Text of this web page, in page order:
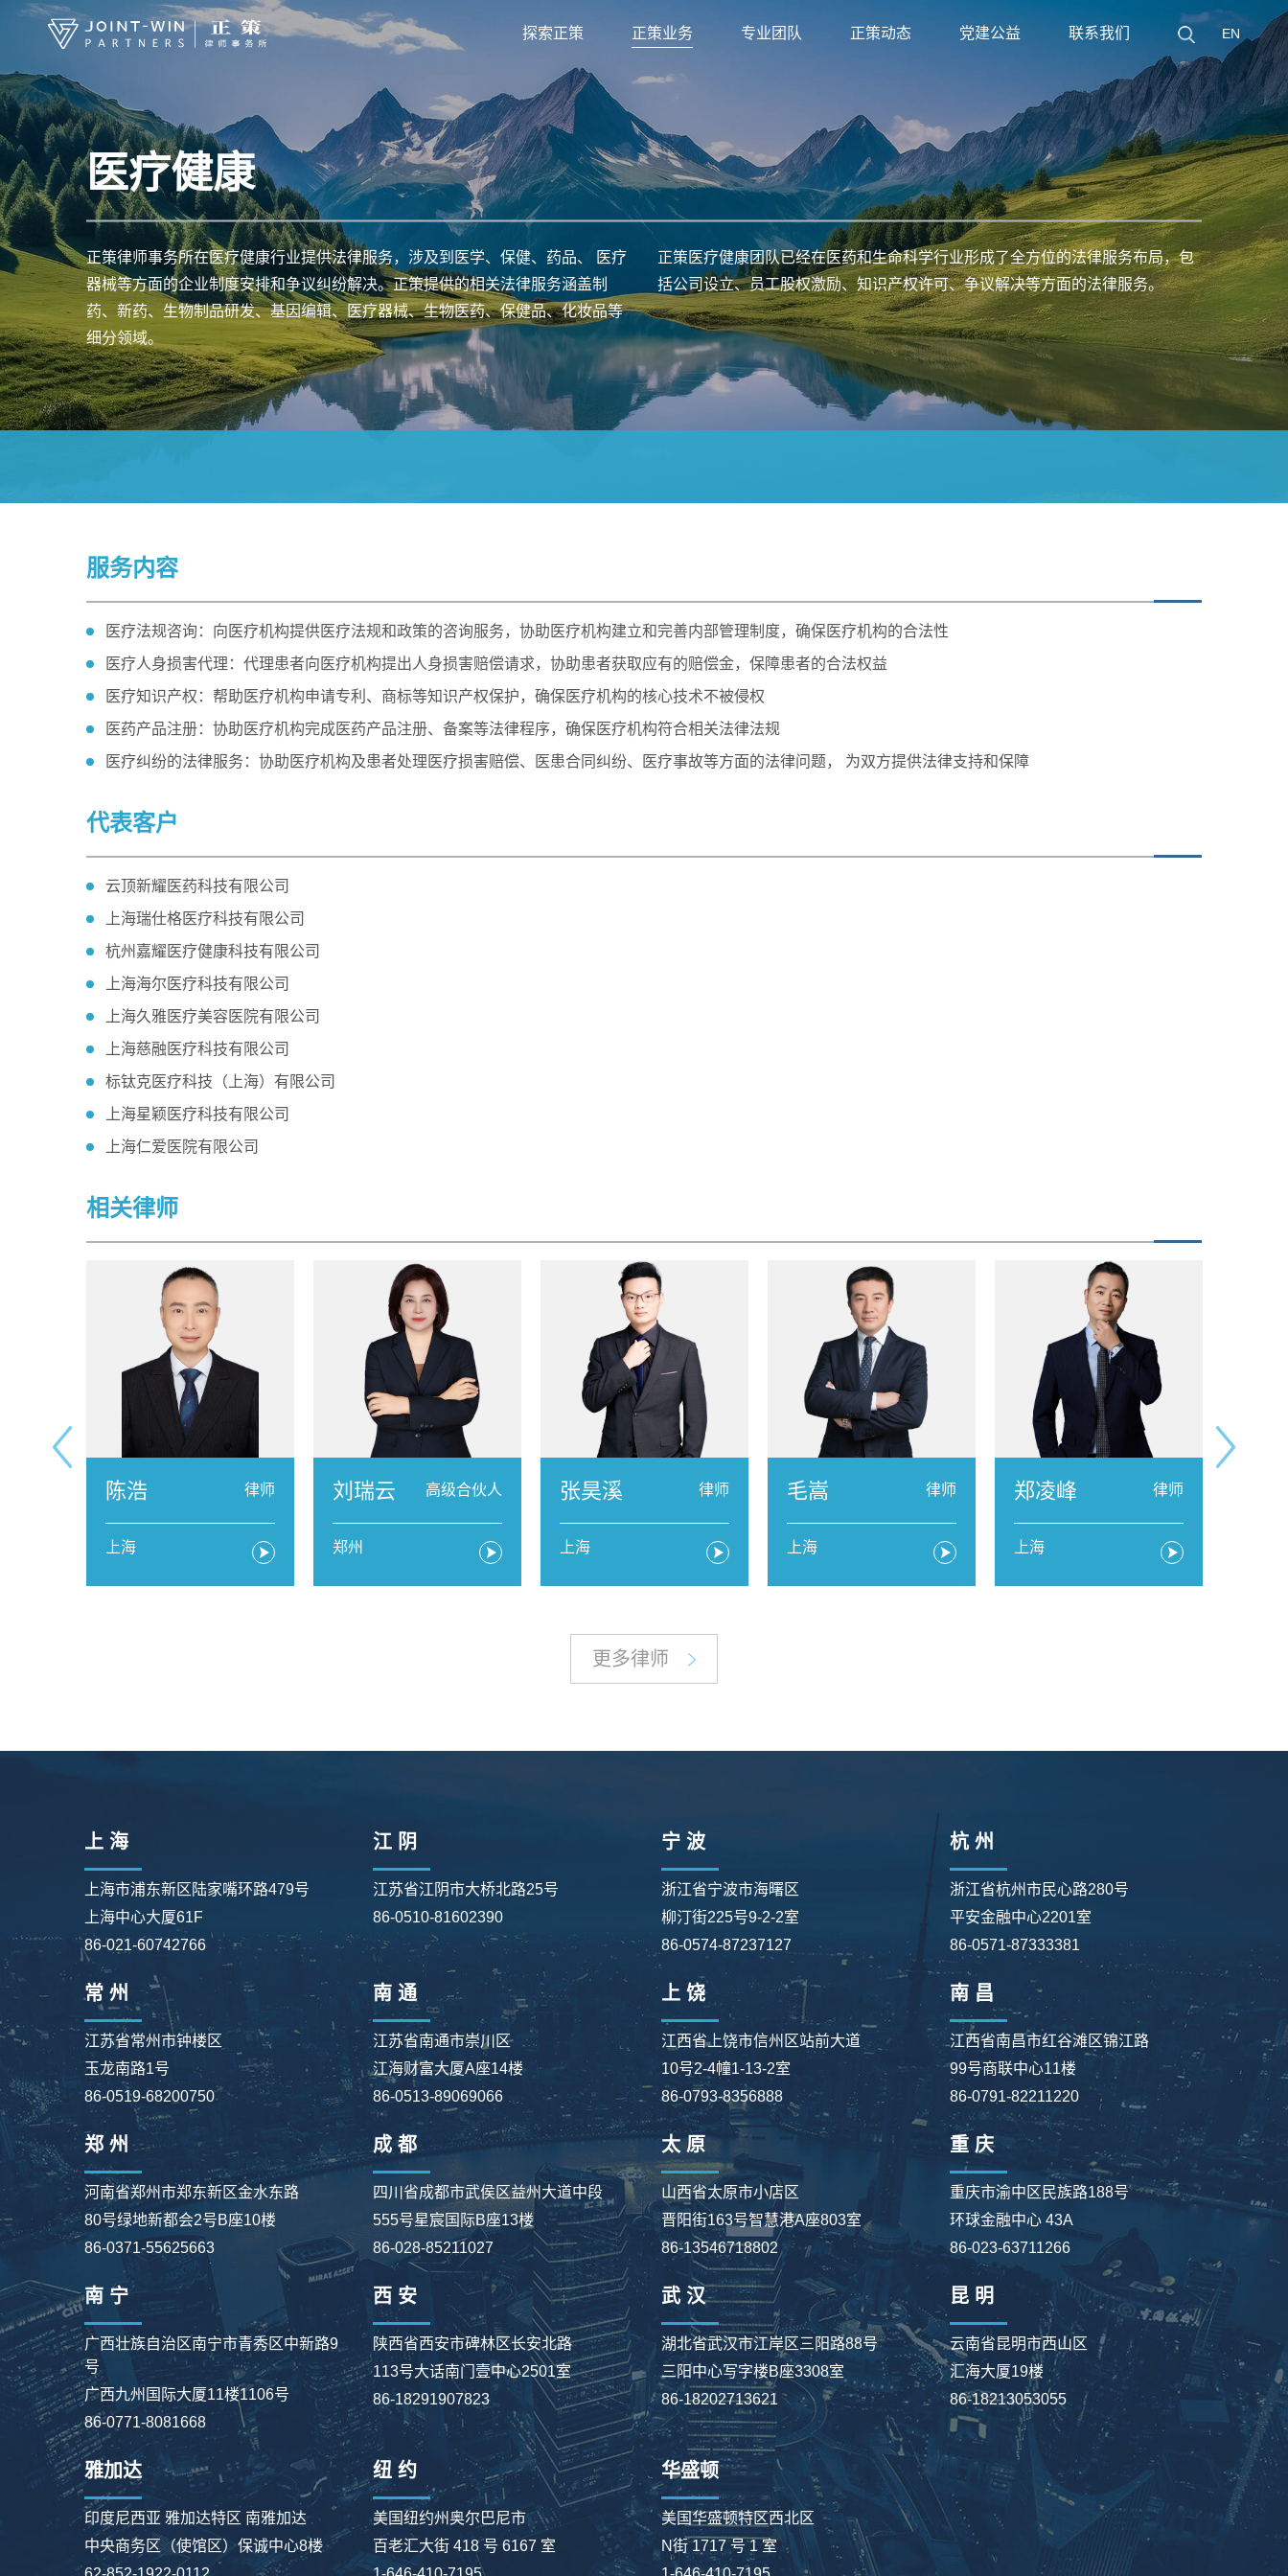
探索正策 正策业务 专业团队 正策动态 党建公益 联系我们 EN
医疗健康
正策律师事务所在医疗健康行业提供法律服务，涉及到医学、保健、药品、 医疗
器械等方面的企业制度安排和争议纠纷解决。正策提供的相关法律服务涵盖制
药、新药、生物制品研发、基因编辑、医疗器械、生物医药、保健品、化妆品等
细分领域。
正策医疗健康团队已经在医药和生命科学行业形成了全方位的法律服务布局，包
括公司设立、员工股权激励、知识产权许可、争议解决等方面的法律服务。
服务内容
医疗法规咨询：向医疗机构提供医疗法规和政策的咨询服务，协助医疗机构建立和完善内部管理制度，确保医疗机构的合法性
医疗人身损害代理：代理患者向医疗机构提出人身损害赔偿请求，协助患者获取应有的赔偿金，保障患者的合法权益
医疗知识产权：帮助医疗机构申请专利、商标等知识产权保护，确保医疗机构的核心技术不被侵权
医药产品注册：协助医疗机构完成医药产品注册、备案等法律程序，确保医疗机构符合相关法律法规
医疗纠纷的法律服务：协助医疗机构及患者处理医疗损害赔偿、医患合同纠纷、医疗事故等方面的法律问题， 为双方提供法律支持和保障
代表客户
云顶新耀医药科技有限公司
上海瑞仕格医疗科技有限公司
杭州嘉耀医疗健康科技有限公司
上海海尔医疗科技有限公司
上海久雅医疗美容医院有限公司
上海慈融医疗科技有限公司
标钛克医疗科技（上海）有限公司
上海星颖医疗科技有限公司
上海仁爱医院有限公司
相关律师
陈浩 律师
上海
刘瑞云 高级合伙人
郑州
张昊溪 律师
上海
毛嵩 律师
上海
郑凌峰 律师
上海
更多律师
上 海
上海市浦东新区陆家嘴环路479号
上海中心大厦61F
86-021-60742766
江 阴
江苏省江阴市大桥北路25号
86-0510-81602390
宁 波
浙江省宁波市海曙区
柳汀街225号9-2-2室
86-0574-87237127
杭 州
浙江省杭州市民心路280号
平安金融中心2201室
86-0571-87333381
常 州
江苏省常州市钟楼区
玉龙南路1号
86-0519-68200750
南 通
江苏省南通市崇川区
江海财富大厦A座14楼
86-0513-89069066
上 饶
江西省上饶市信州区站前大道
10号2-4幢1-13-2室
86-0793-8356888
南 昌
江西省南昌市红谷滩区锦江路
99号商联中心11楼
86-0791-82211220
郑 州
河南省郑州市郑东新区金水东路
80号绿地新都会2号B座10楼
86-0371-55625663
成 都
四川省成都市武侯区益州大道中段
555号星宸国际B座13楼
86-028-85211027
太 原
山西省太原市小店区
晋阳街163号智慧港A座803室
86-13546718802
重 庆
重庆市渝中区民族路188号
环球金融中心 43A
86-023-63711266
南 宁
广西壮族自治区南宁市青秀区中新路9
号
广西九州国际大厦11楼1106号
86-0771-8081668
西 安
陕西省西安市碑林区长安北路
113号大话南门壹中心2501室
86-18291907823
武 汉
湖北省武汉市江岸区三阳路88号
三阳中心写字楼B座3308室
86-18202713621
昆 明
云南省昆明市西山区
汇海大厦19楼
86-18213053055
雅加达
印度尼西亚 雅加达特区 南雅加达
中央商务区（使馆区）保诚中心8楼
纽 约
美国纽约州奥尔巴尼市
百老汇大街 418 号 6167 室
华盛顿
美国华盛顿特区西北区
N街 1717 号 1 室